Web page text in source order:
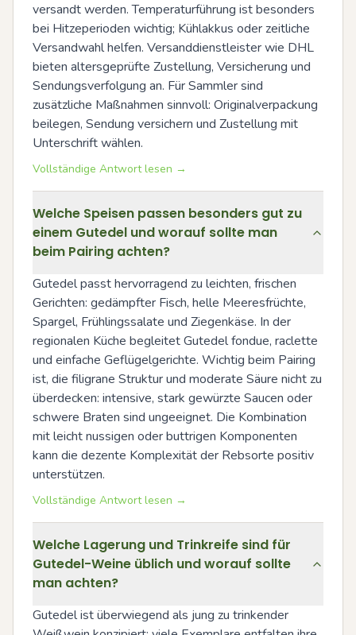
versandt werden. Temperaturführung ist besonders
bei Hitzeperioden wichtig; Kühlakkus oder zeitliche
Versandwahl helfen. Versanddienstleister wie DHL
bieten altersgeprüfte Zustellung, Versicherung und
Sendungsverfolgung an. Für Sammler sind
zusätzliche Maßnahmen sinnvoll: Originalverpackung
beilegen, Sendung versichern und Zustellung mit
Unterschrift wählen.
Vollständige Antwort lesen →
Welche Speisen passen besonders gut zu
einem Gutedel und worauf sollte man
beim Pairing achten?
Gutedel passt hervorragend zu leichten, frischen
Gerichten: gedämpfter Fisch, helle Meeresfrüchte,
Spargel, Frühlingssalate und Ziegenkäse. In der
regionalen Küche begleitet Gutedel fondue, raclette
und einfache Geflügelgerichte. Wichtig beim Pairing
ist, die filigrane Struktur und moderate Säure nicht zu
überdecken: intensive, stark gewürzte Saucen oder
schwere Braten sind ungeeignet. Die Kombination
mit leicht nussigen oder buttrigen Komponenten
kann die dezente Komplexität der Rebsorte positiv
unterstützen.
Vollständige Antwort lesen →
Welche Lagerung und Trinkreife sind für
Gutedel-Weine üblich und worauf sollte
man achten?
Gutedel ist überwiegend als jung zu trinkender